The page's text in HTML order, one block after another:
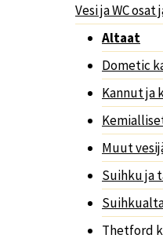
Vesi ja WC
Altaat
Dometic
Kannut ja
Muut
Suihku ja
Thetford